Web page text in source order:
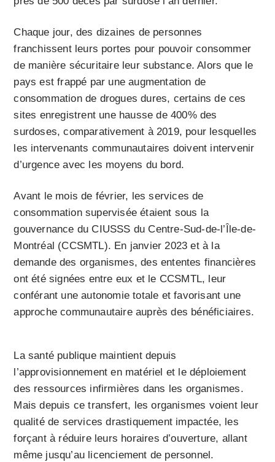
Chaque jour, des dizaines de personnes
franchissent leurs portes pour pouvoir consommer
de manière sécuritaire leur substance. Alors que le
pays est frappé par une augmentation de
consommation de drogues dures, certains de ces
sites enregistrent une hausse de 400% des
surdoses, comparativement à 2019, pour lesquelles
les intervenants communautaires doivent intervenir
d’urgence avec les moyens du bord.
Avant le mois de février, les services de
consommation supervisée étaient sous la
gouvernance du CIUSSS du Centre-Sud-de-l’Île-de-
Montréal (CCSMTL). En janvier 2023 et à la
demande des organismes, des ententes financières
ont été signées entre eux et le CCSMTL, leur
conférant une autonomie totale et favorisant une
approche communautaire auprès des bénéficiaires.
La santé publique maintient depuis
l’approvisionnement en matériel et le déploiement
des ressources infirmières dans les organismes.
Mais depuis ce transfert, les organismes voient leur
qualité de services drastiquement impactée, les
forçant à réduire leurs horaires d’ouverture, allant
même jusqu’au licenciement de personnel.